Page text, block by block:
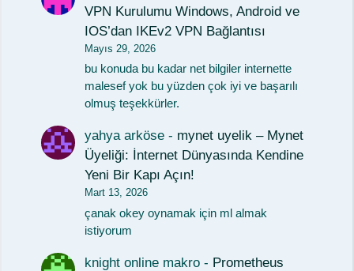
VPN Kurulumu Windows, Android ve
IOS’dan IKEv2 VPN Bağlantısı
Mayıs 29, 2026
bu konuda bu kadar net bilgiler internette
malesef yok bu yüzden çok iyi ve başarılı
olmuş teşekkürler.
yahya arköse - mynet uyelik – Mynet
Üyeliği: İnternet Dünyasında Kendine
Yeni Bir Kapı Açın!
Mart 13, 2026
çanak okey oynamak için ml almak
istiyorum
knight online makro - Prometheus